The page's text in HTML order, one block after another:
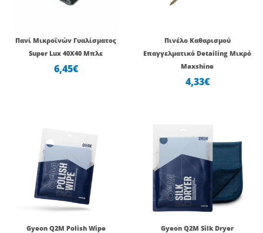
Πανί Μικροϊνών Γυαλίσματος
Super Lux 40Χ40 Μπλε
6,45€
Πινέλο Καθαρισμού
Επαγγελματικό Detailing Μικρό
Maxshine
4,33€
Gyeon Q2M Polish Wipe
Gyeon Q2M Silk Dryer